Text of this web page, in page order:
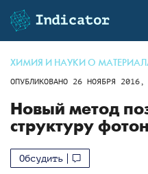
ХИМИЯ И НАУКИ О
ОПУБЛИКОВАНО 26 НОЯБРЯ
Новый метод
структуру
Обсудить